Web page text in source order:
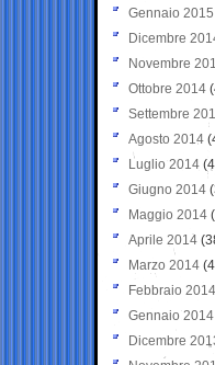
Gennaio 2015
Dicembre
Novembre
Ottobre 2014
Settembre
Agosto 2014
Luglio 2014
Giugno 2014
Maggio 2014
Aprile 2014
Marzo 2014
Febbraio 2014
Gennaio 2014
Dicembre